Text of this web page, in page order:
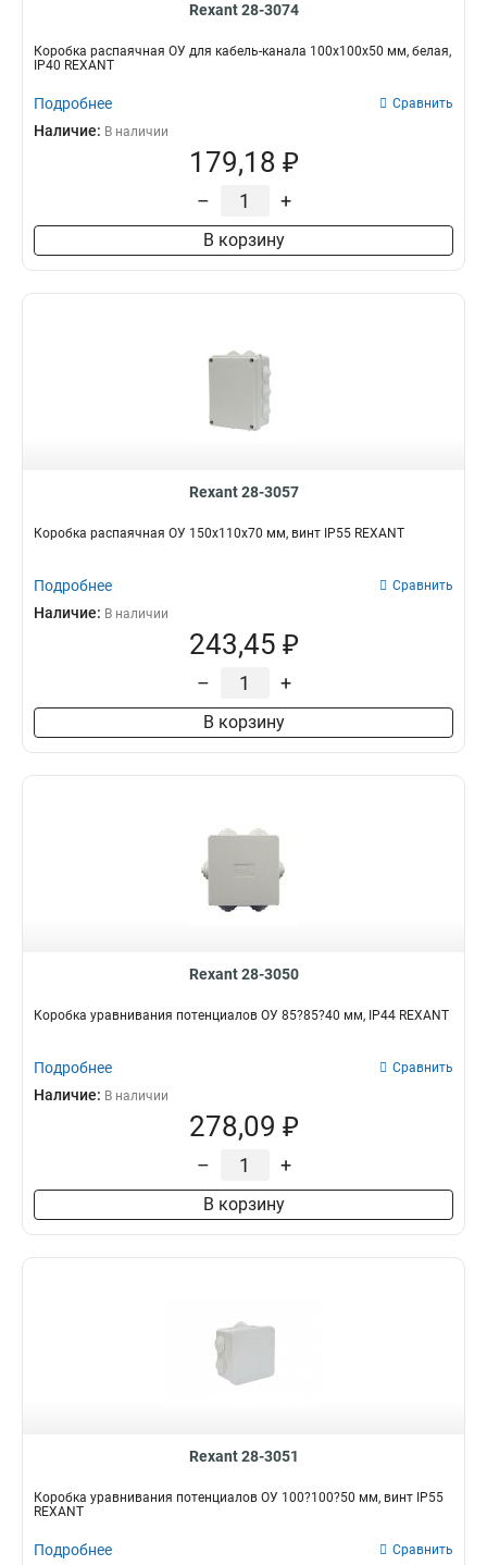
Rexant 28-3074
Коробка распаячная ОУ для кабель-канала 100х100х50 мм, белая,
IP40 REXANT
Подробнее Сравнить
Наличие: В наличии
179,18 ₽
– +
В корзину
Rexant 28-3057
Коробка распаячная ОУ 150x110x70 мм, винт IP55 REXANT
Подробнее Сравнить
Наличие: В наличии
243,45 ₽
– +
В корзину
Rexant 28-3050
Коробка уравнивания потенциалов ОУ 85?85?40 мм, IP44 REXANT
Подробнее Сравнить
Наличие: В наличии
278,09 ₽
– +
В корзину
Rexant 28-3051
Коробка уравнивания потенциалов ОУ 100?100?50 мм, винт IP55
REXANT
Подробнее Сравнить